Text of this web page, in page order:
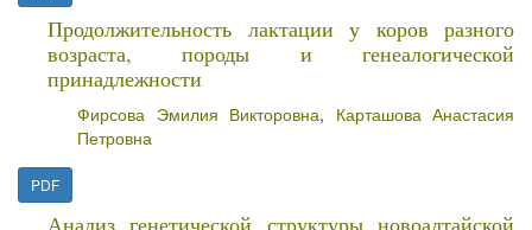
Продолжительность лактации у коров разного
возраста, породы и генеалогической
принадлежности
Фирсова Эмилия Викторовна, Карташова Анастасия
Петровна
PDF
Анализ генетической структуры новоалтайской